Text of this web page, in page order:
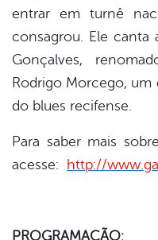
entrar em turnê
consagrou. Ele canta
Gonçalves,
Rodrigo Morcego, um
do blues recifense.
Para saber mais
acesse:
http://
PROGRAMAÇÃO: